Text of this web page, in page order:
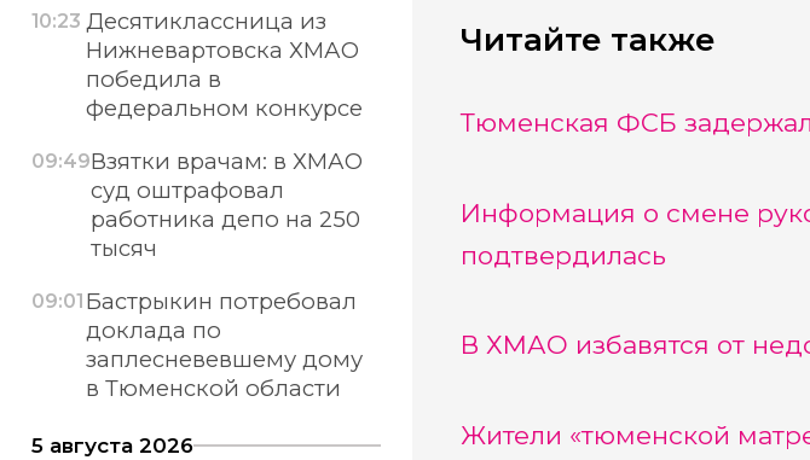
Читайте также
Тюменская ФСБ
Информация о смене
подтвердилась
В ХМАО избавятся от
Жители «тюменской
10:23 Десятиклассница из
Нижневартовска ХМАО
победила в
федеральном конкурсе
09:49Взятки врачам: в ХМАО
суд оштрафовал
работника депо на 250
тысяч
09:01 Бастрыкин потребовал
доклада по
заплесневевшему дому
в Тюменской области
5 августа 2026